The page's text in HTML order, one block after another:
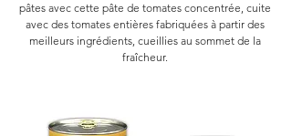
pâtes avec cette pâte de tomates concentrée, cuite
avec des tomates entières fabriquées à partir des
meilleurs ingrédients, cueillies au sommet de la
fraîcheur.